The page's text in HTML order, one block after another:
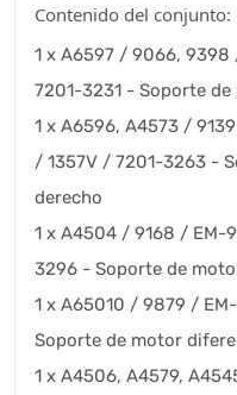
Contenido del conjunto:
1 x A6597 / 9066,
7201-3231 - Soporte
1 x A6596, A4573 /
/ 1357V / 7201-3263 -
derecho
1 x A4504 / 9168 / EM-
3296 - Soporte de
1 x A65010 / 9879 /
Soporte de motor
1 x A4506, A4579,